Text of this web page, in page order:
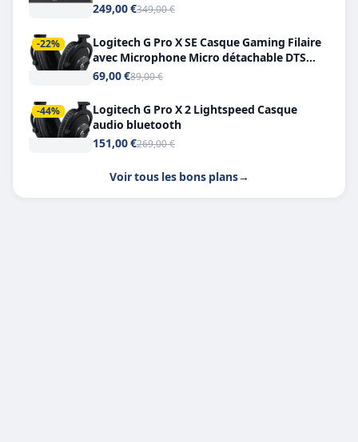
249,00 €349,00 €
-22%
Logitech G Pro X SE Casque Gaming Filaire
avec Microphone Micro détachable DTS
Headphone X 7.1
69,00 €89,00 €
-44%
Logitech G Pro X 2 Lightspeed Casque
audio bluetooth
151,00 €269,00 €
Voir tous les bons plans→